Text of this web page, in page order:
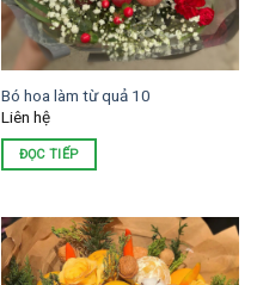
Bó hoa làm từ quả 10
Liên hệ
ĐỌC TIẾP